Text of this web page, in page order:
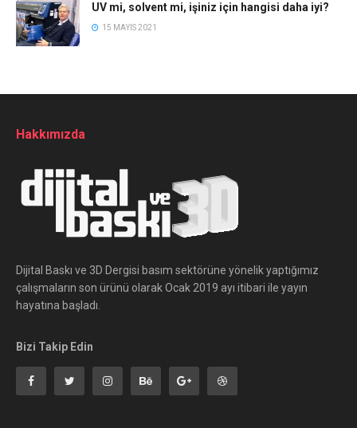
UV mi, solvent mi, işiniz için hangisi daha iyi?
15 MAYIS 2021
Hakkımızda
Dijital Baskı ve 3D Dergisi basım sektörüne yönelik yaptığımız
çalışmaların son ürünü olarak Ocak 2019 ayı itibari ile yayın
hayatına başladı.
Bizi Takip Edin